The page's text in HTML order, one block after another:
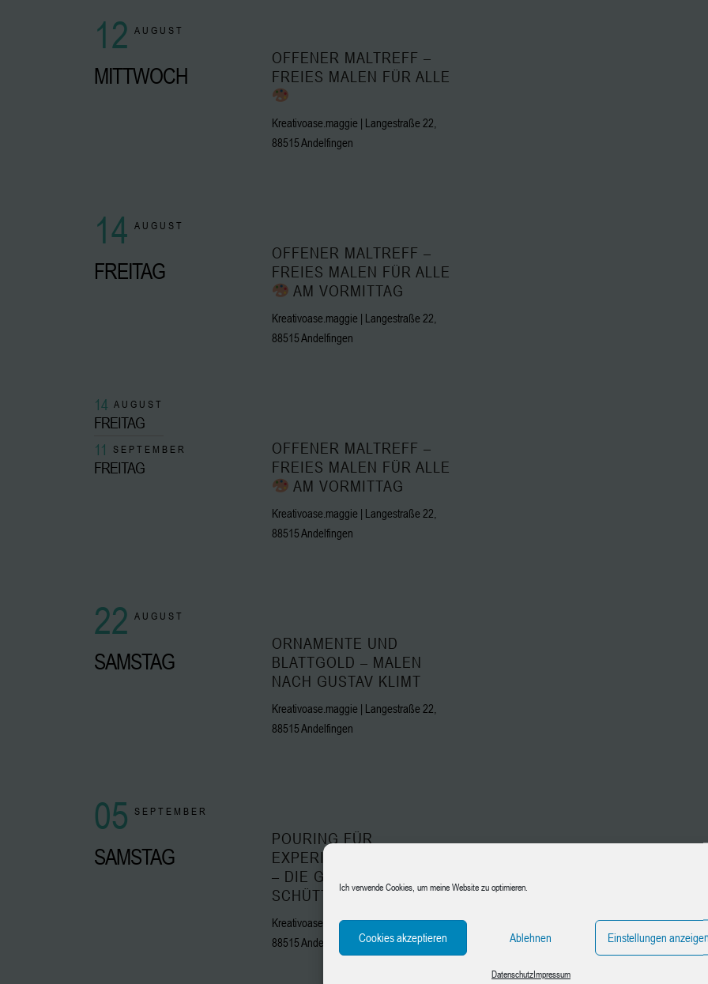
Ich verwende Cookies, um meine Website zu optimieren.
Cookies akzeptieren Ablehnen Einstellungen
DatenschutzImpressum
12 AUGUST
MITTWOCH
OFFENER MALTREFF –
FREIES MALEN FÜR ALLE
Kreativoase.maggie | Langestraße 22,
88515 Andelfingen
14 AUGUST
FREITAG
OFFENER MALTREFF –
FREIES MALEN FÜR ALLE
AM VORMITTAG
Kreativoase.maggie | Langestraße 22,
88515 Andelfingen
14 AUGUST
FREITAG
11
SEPTEMBER
FREITAG
OFFENER MALTREFF –
FREIES MALEN FÜR ALLE
AM VORMITTAG
Kreativoase.maggie | Langestraße 22,
88515 Andelfingen
22 AUGUST
SAMSTAG
ORNAMENTE UND
BLATTGOLD – MALEN
NACH GUSTAV KLIMT
Kreativoase.maggie | Langestraße 22,
88515 Andelfingen
05 SEPTEMBER
SAMSTAG
POURING FÜR
EXPERIMENTIERFREUDIGE
– DIE GIESS- UND S
CHÜTTTECHNIK
Kreativoase.maggie | Langestraße 22,
88515 Andelfingen